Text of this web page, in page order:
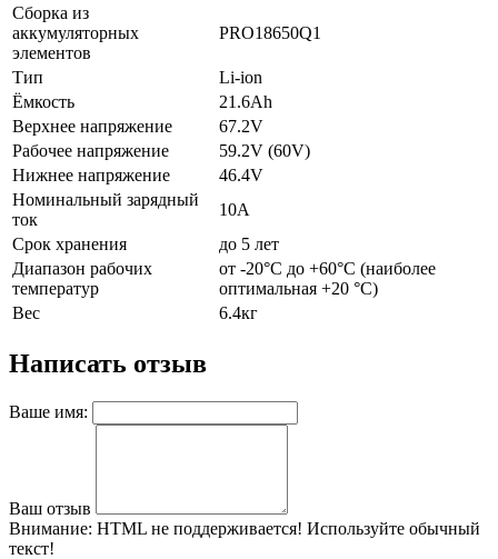
Сборка из
аккумуляторных
элементов
PRO18650Q1
Тип
Li-ion
Ёмкость
21.6Ah
Верхнее напряжение
67.2V
Рабочее напряжение
59.2V (60V)
Нижнее напряжение
46.4V
Номинальный зарядный
ток
10А
Срок хранения
до 5 лет
Диапазон рабочих
температур
от -20°C до +60°C (наиболее
оптимальная +20 °C)
Вес
6.4кг
Написать отзыв
Ваше имя:
Ваш отзыв
Внимание: HTML не поддерживается! Используйте обычный
текст!